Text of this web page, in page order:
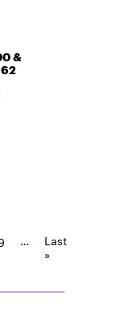
&
62
… Last
»